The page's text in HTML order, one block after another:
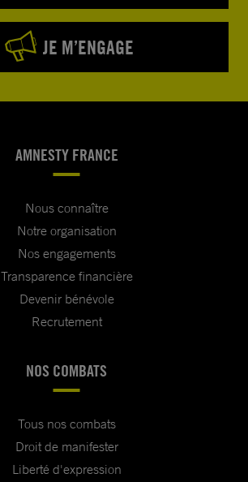
JE M’ENGAGE
AMNESTY FRANCE
Nous connaître
Notre organisation
Nos engagements
Transparence financière
Devenir bénévole
Recrutement
NOS COMBATS
Tous nos combats
Droit de manifester
Liberté d'expression